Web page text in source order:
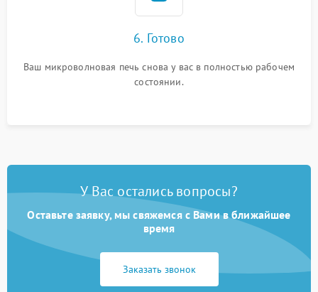
6. Готово
Ваш микроволновая печь снова у вас в полностью рабочем
состоянии.
У Вас остались вопросы?
Оставьте заявку, мы свяжемся с Вами в ближайшее
время
Заказать звонок